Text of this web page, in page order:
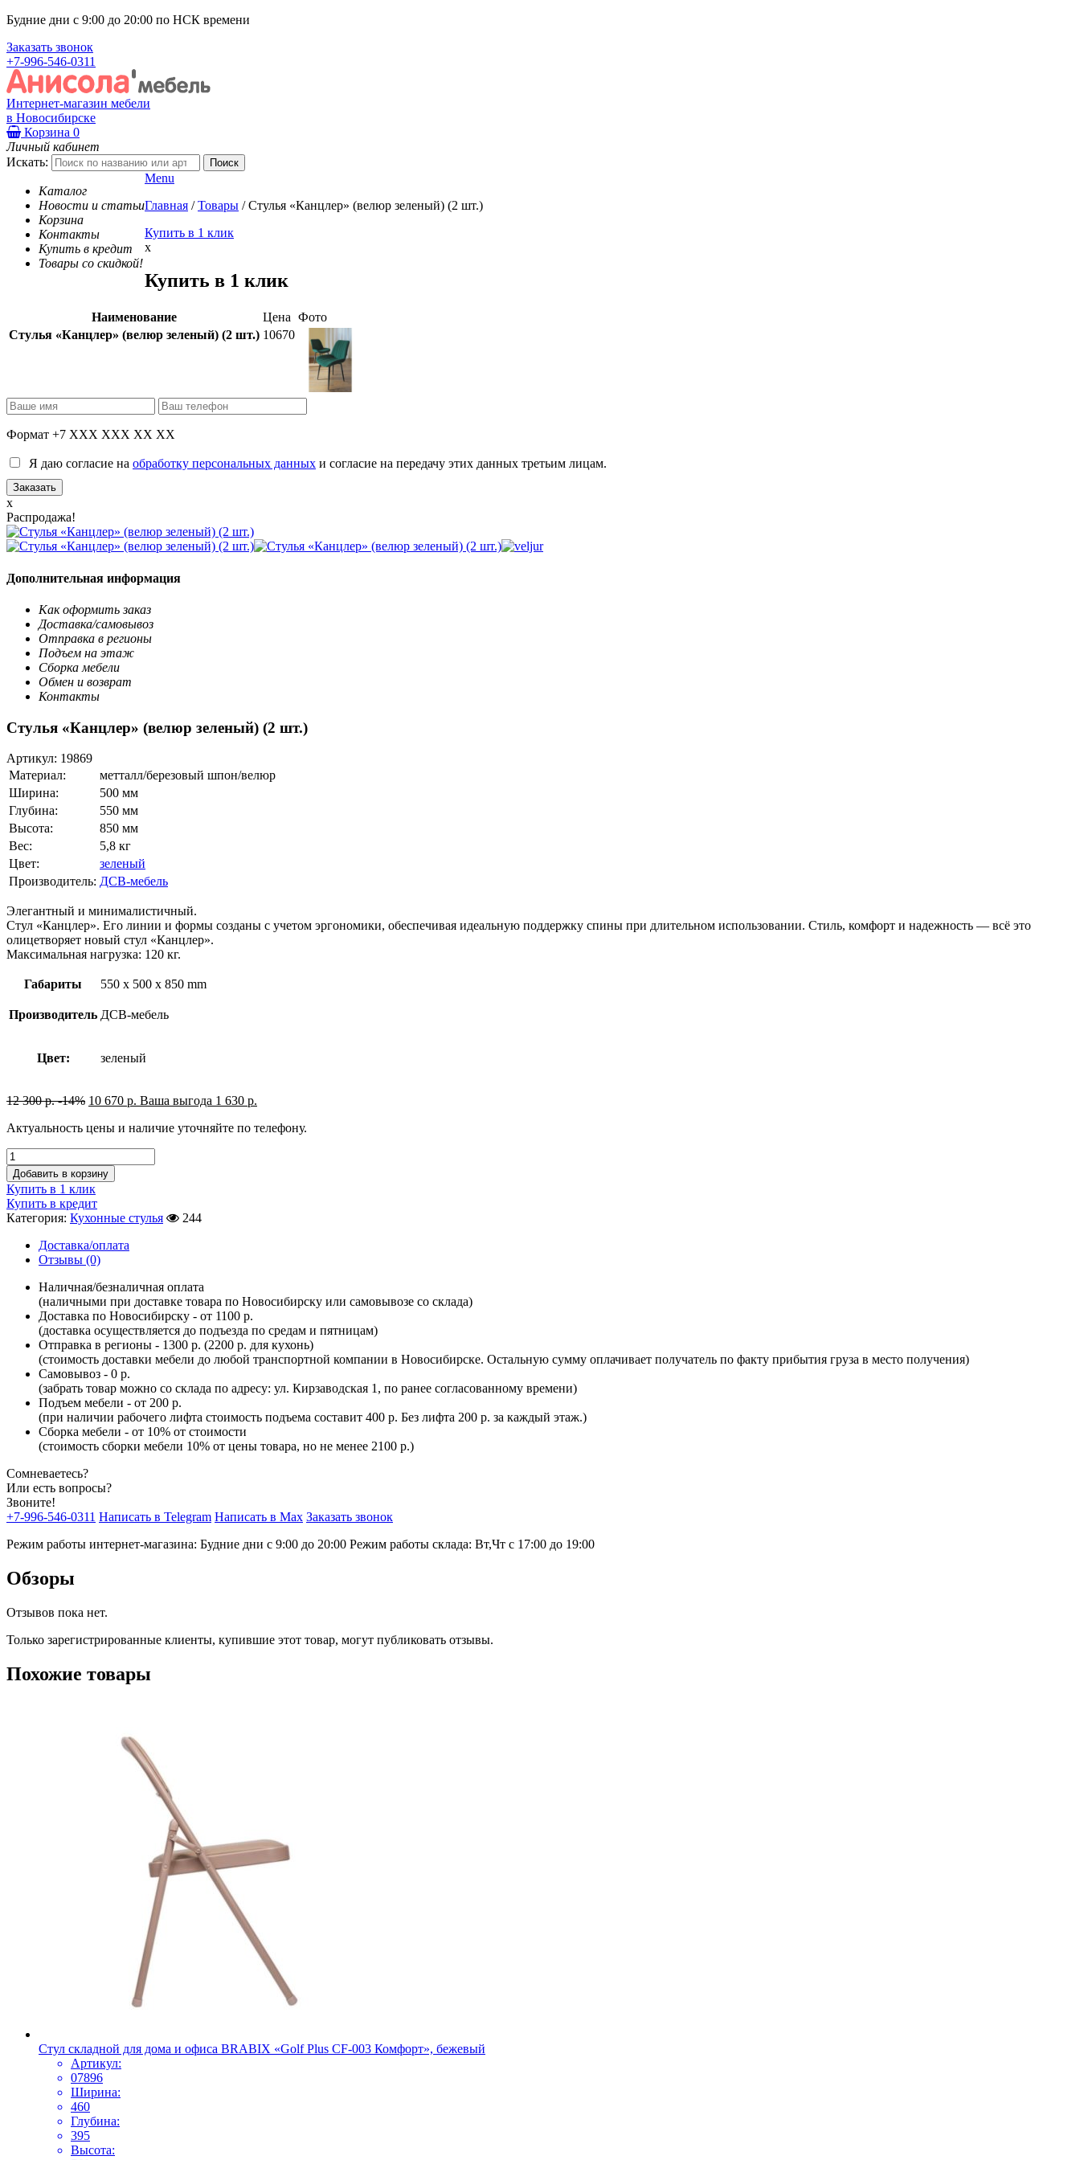
Будние дни с 9:00 до 20:00 по НСК времени
Заказать звонок
+7-996-546-0311
Интернет-магазин мебели
в Новосибирске
Корзина 0
Личный кабинет
Искать:
Каталог
Новости и статьи
Корзина
Контакты
Купить в кредит
Товары со скидкой!
Menu
Главная / Товары / Стулья «Канцлер» (велюр зеленый) (2 шт.)
Купить в 1 клик
x
Купить в 1 клик
Наименование Цена Фото
Стулья «Канцлер» (велюр зеленый) (2 шт.) 10670
Формат +7 XXX XXX XX XX
Я даю согласие на обработку персональных данных и согласие на передачу этих данных третьим лицам.
x
Распродажа!
Дополнительная информация
Как оформить заказ
Доставка/самовывоз
Отправка в регионы
Подъем на этаж
Сборка мебели
Обмен и возврат
Контакты
Стулья «Канцлер» (велюр зеленый) (2 шт.)
Артикул: 19869
Материал:
метталл/березовый шпон/велюр
Ширина:
500 мм
Глубина:
550 мм
Высота:
850 мм
Вес:
5,8 кг
Цвет:
зеленый
Производитель: ДСВ-мебель
Элегантный и минималистичный.
Стул «Канцлер». Его линии и формы созданы с учетом эргономики, обеспечивая идеальную поддержку спины при длительном использовании. Стиль, комфорт и надежность — всё это
олицетворяет новый стул «Канцлер».
Максимальная нагрузка: 120 кг.
Габариты 550 x 500 x 850 mm
Производитель ДСВ-мебель
Цвет: зеленый
12 300р. -14% 10 670 р. Ваша выгода 1 630 р.
Актуальность цены и наличие уточняйте по телефону.
Добавить в корзину
Купить в 1 клик
Купить в кредит
Категория: Кухонные стулья
244
Доставка/оплата
Отзывы (0)
Наличная/безналичная оплата
(наличными при доставке товара по Новосибирску или самовывозе со склада)
Доставка по Новосибирску - от 1100 р.
(доставка осуществляется до подъезда по средам и пятницам)
Отправка в регионы - 1300 р. (2200 р. для кухонь)
(стоимость доставки мебели до любой транспортной компании в Новосибирске. Остальную сумму оплачивает получатель по факту прибытия груза в место получения)
Самовывоз - 0 р.
(забрать товар можно со склада по адресу: ул. Кирзаводская 1, по ранее согласованному времени)
Подъем мебели - от 200 р.
(при наличии рабочего лифта стоимость подъема составит 400 р. Без лифта 200 р. за каждый этаж.)
Сборка мебели - от 10% от стоимости
(стоимость сборки мебели 10% от цены товара, но не менее 2100 р.)
Сомневаетесь?
Или есть вопросы?
Звоните!
+7-996-546-0311 Написать в Telegram Написать в Max Заказать звонок
Режим работы интернет-магазина: Будние дни с 9:00 до 20:00 Режим работы склада: Вт,Чт с 17:00 до 19:00
Обзоры
Отзывов пока нет.
Только зарегистрированные клиенты, купившие этот товар, могут публиковать отзывы.
Похожие товары
Стул складной для дома и офиса BRABIX «Golf Plus CF-003 Комфорт», бежевый
Артикул:
07896
Ширина:
460
Глубина:
395
Высота: